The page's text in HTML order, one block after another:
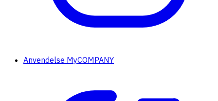
Anvendelse MyCOMPANY